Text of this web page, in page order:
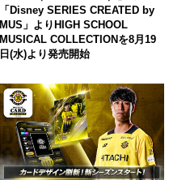
「Disney SERIES CREATED by
MUS」よりHIGH SCHOOL
MUSICAL COLLECTIONを8月19
日(水)より発売開始